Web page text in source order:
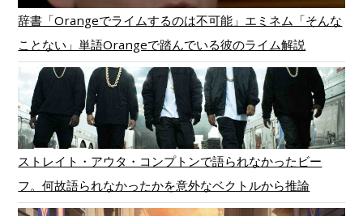
辞書「Orangeでライムするのは不可能」エミネム「そんな
ことない」単語Orangeで踏んでいる彼のライム解説
ストレイト・アウタ・コンプトンで語られなかったビー
フ。何故語られなかったかを意外なベクトルから推論